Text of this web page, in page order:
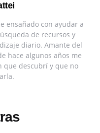
ensañado con ayudar a
de recursos y
diario. Amante del
hace algunos años me
que descubrí y que no